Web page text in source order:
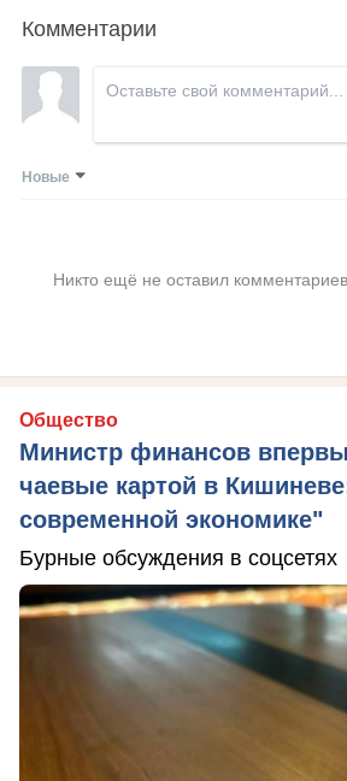
Комментарии
Новые
Никто ещё не оставил
Общество
Министр финансов
чаевые картой в
современной экономике"
Бурные обсуждения в соцсетях